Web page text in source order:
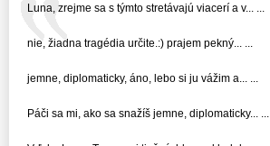
Luna, zrejme sa s týmto stretávajú viacerí a v... ...
nie, žiadna tragédia určite.:) prajem pekný... ...
jemne, diplomaticky, áno, lebo si ju vážim a... ...
Páči sa mi, ako sa snažíš jemne, diplomaticky... ...